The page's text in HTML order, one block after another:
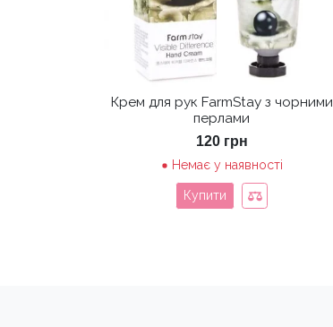
Крем для рук FarmStay з чорними
перлами
120 грн
Немає у наявності
Купити